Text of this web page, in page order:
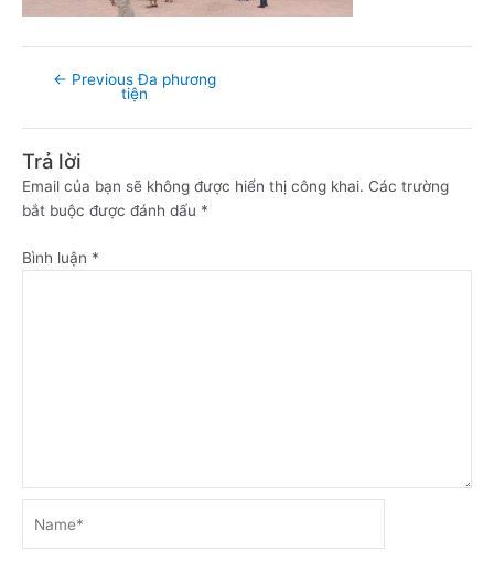
← Previous Đa phương
tiện
Trả lời
Email của bạn sẽ không được hiển thị công khai. Các trường
bắt buộc được đánh dấu *
Bình luận *